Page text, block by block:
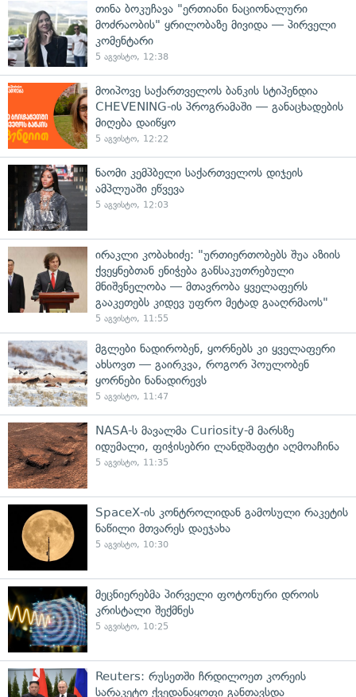
თინა ბოკუჩავა "ერთიანი ნაციონალური
მოძრაობის" ყრილობაზე მივიდა — პირველი
კომენტარი
5 აგვისტო, 12:38
მოიპოვე საქართველოს ბანკის სტიპენდია
CHEVENING-ის პროგრამაში — განაცხადების
მიღება დაიწყო
5 აგვისტო, 12:22
ნაომი კემპბელი საქართველოს დიჯეის
ამპლუაში ეწვევა
5 აგვისტო, 12:03
ირაკლი კობახიძე: "ურთიერთობებს შუა აზიის
ქვეყნებთან ენიჭება განსაკუთრებული
მნიშვნელობა — მთავრობა ყველაფერს
გააკეთებს კიდევ უფრო მეტად გააღრმაოს"
5 აგვისტო, 11:55
მგლები ნადირობენ, ყორნებს კი ყველაფერი
ახსოვთ — გაირკვა, როგორ პოულობენ
ყორნები ნანადირევს
5 აგვისტო, 11:47
NASA-ს მავალმა Curiosity-მ მარსზე
იდუმალი, ფიჭისებრი ლანდშაფტი აღმოაჩინა
5 აგვისტო, 11:35
SpaceX-ის კონტროლიდან გამოსული რაკეტის
ნაწილი მთვარეს დაეჯახა
5 აგვისტო, 10:30
მეცნიერებმა პირველი ფოტონური დროის
კრისტალი შექმნეს
5 აგვისტო, 10:25
Reuters: რუსეთში ჩრდილოეთ კორეის
სარაკეტო ქვედანაყოფი განთავსდა